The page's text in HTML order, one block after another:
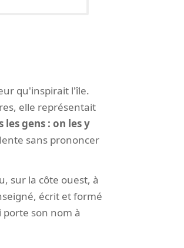
qu'inspirait l'île.
elle représentait
gens : on les y
sans prononcer
sur la côte ouest, à
écrit et formé
porte son nom à